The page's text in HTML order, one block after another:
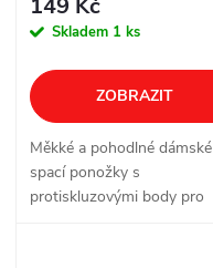
149 Kč
Skladem 1 ks
ZOBRAZIT
Měkké a pohodlné dámské
spací ponožky s
protiskluzovými body pro